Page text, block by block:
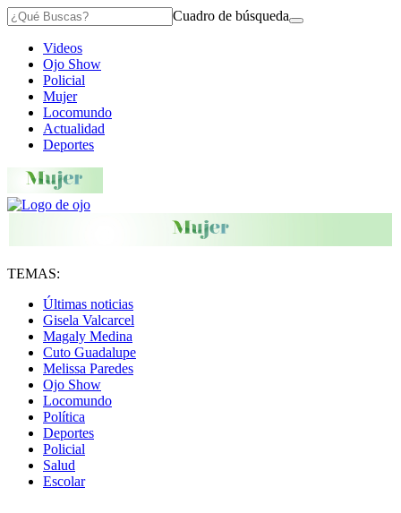
Cuadro de búsqueda
Videos
Ojo Show
Policial
Mujer
Locomundo
Actualidad
Deportes
TEMAS:
Últimas noticias
Gisela Valcarcel
Magaly Medina
Cuto Guadalupe
Melissa Paredes
Ojo Show
Locomundo
Política
Deportes
Policial
Salud
Escolar